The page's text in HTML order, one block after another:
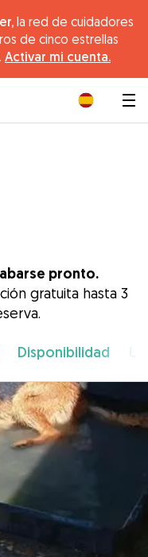
la red de cuidadores
de cinco estrellas
Activar mi cuenta.
pronto.
gratuita hasta 3
Disponibilidad